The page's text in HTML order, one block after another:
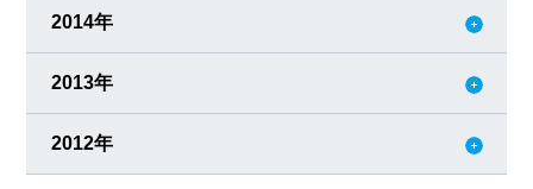
2014年
2013年
2012年